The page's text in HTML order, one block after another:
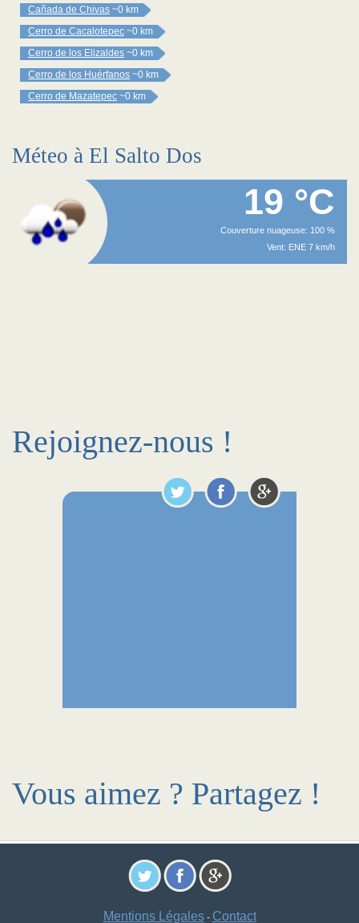
Cañada de Chivas ~0 km
Cerro de Cacalotepec ~0 km
Cerro de los Elizaldes ~0 km
Cerro de los Huérfanos ~0 km
Cerro de Mazatepec ~0 km
Méteo à El Salto Dos
19 °C
Couverture nuageuse: 100 %
Vent: ENE 7 km/h
Rejoignez-nous !
Vous aimez ? Partagez !
Mentions Légales- Contact